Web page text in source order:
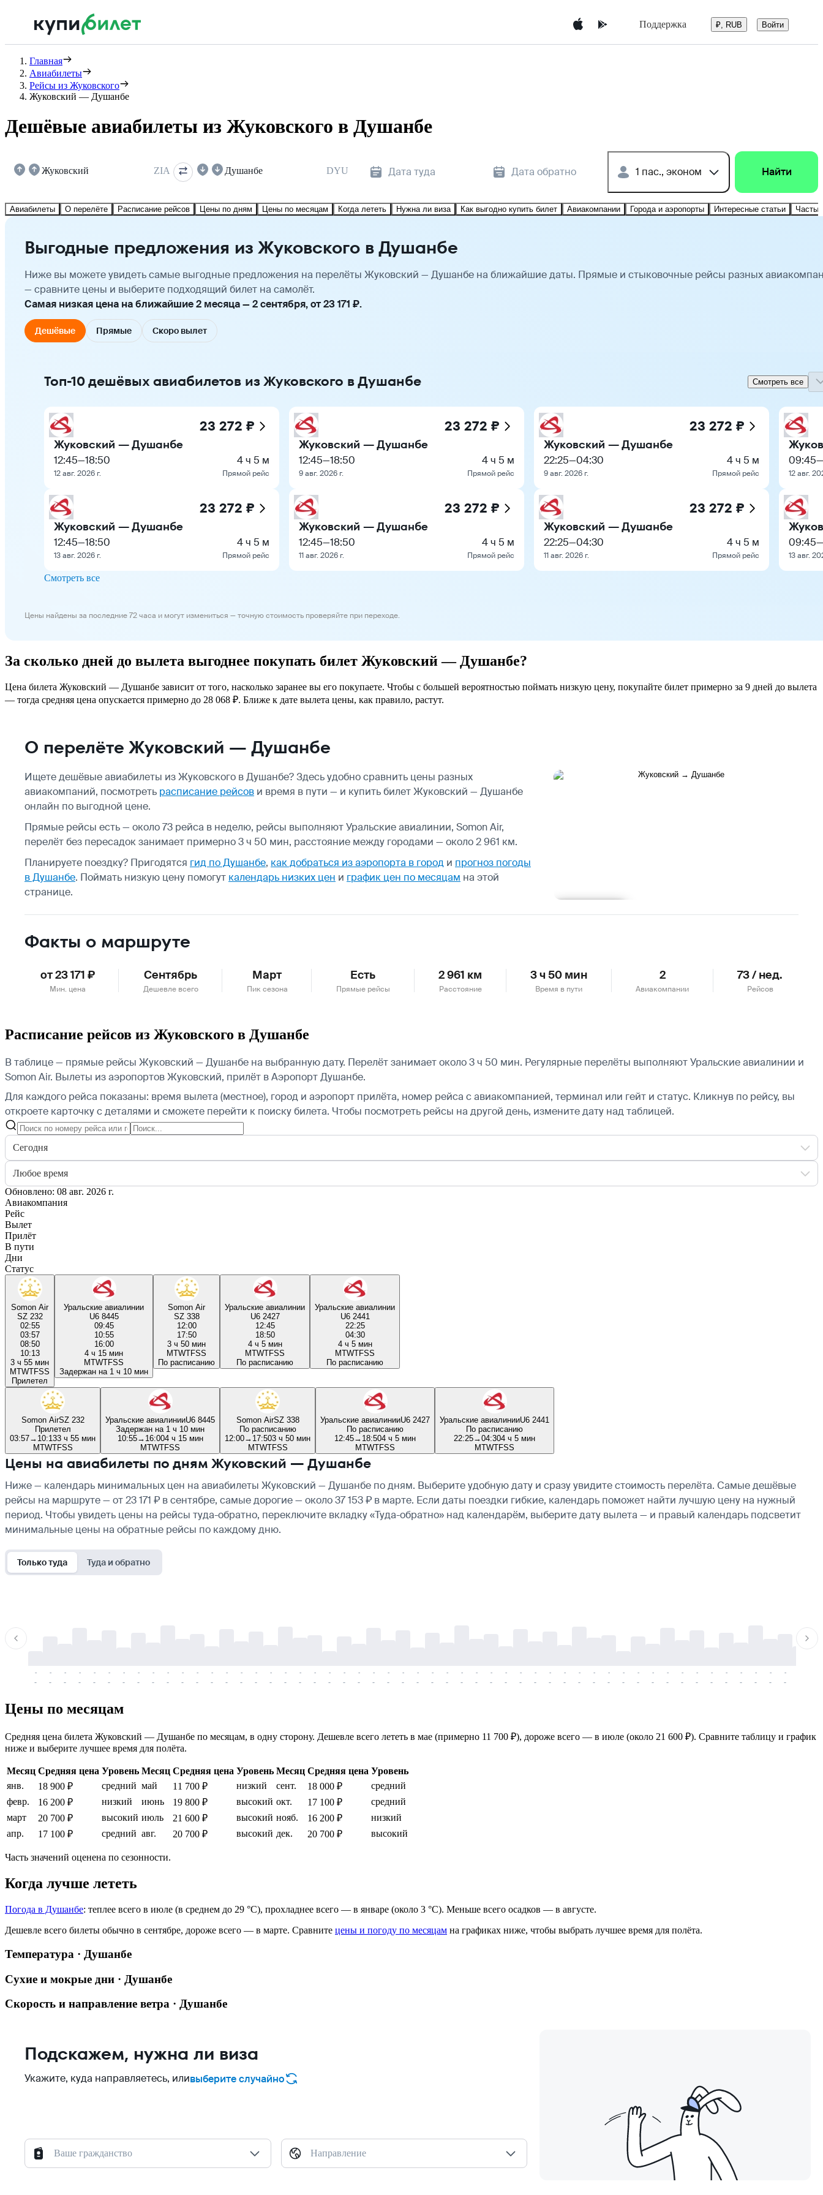
Поддержка ₽, RUB Войти
Главная
Авиабилеты
Рейсы из Жуковского
Жуковский — Душанбе
Дешёвые авиабилеты из Жуковского в Душанбе
Жуковский ZIA Душанбе DYU Дата туда Дата обратно 1 пас., эконом Найти
Авиабилеты О перелёте Расписание рейсов Цены по дням Цены по месяцам Когда лететь Нужна ли виза Как выгодно купить билет Авиакомпании Города и аэропорты Интересные статьи
Выгодные предложения из Жуковского в Душанбе
Ниже вы можете увидеть самые выгодные предложения на перелёты Жуковский — Душанбе на ближайшие даты. Прямые и стыковочные рейсы разных
— сравните цены и выберите подходящий билет на самолёт.
Самая низкая цена на ближайшие 2 месяца — 2 сентября, от 23 171 ₽.
Дешёвые Прямые Скоро вылет
Топ-10 дешёвых авиабилетов из Жуковского в Душанбе Смотреть все
23 272 ₽
Жуковский — Душанбе
12:45—18:50
12 авг. 2026 г.
4 ч 5 м
Прямой рейс
23 272 ₽
Жуковский — Душанбе
12:45—18:50
13 авг. 2026 г.
4 ч 5 м
Прямой рейс
23 272 ₽
Жуковский — Душанбе
12:45—18:50
9 авг. 2026 г.
4 ч 5 м
Прямой рейс
23 272 ₽
Жуковский — Душанбе
12:45—18:50
11 авг. 2026 г.
4 ч 5 м
Прямой рейс
23 272 ₽
Жуковский — Душанбе
22:25—04:30
9 авг. 2026 г.
4 ч 5 м
Прямой рейс
23 272 ₽
Жуковский — Душанбе
22:25—04:30
11 авг. 2026 г.
4 ч 5 м
Прямой рейс
09:45—
12 авг.
09:45—
13 авг.
Смотреть все
Цены найдены за последние 72 часа и могут измениться — точную стоимость проверяйте при переходе.
За сколько дней до вылета выгоднее покупать билет Жуковский — Душанбе?
Цена билета Жуковский — Душанбе зависит от того, насколько заранее вы его покупаете. Чтобы с большей вероятностью поймать низкую цену, покупайте билет примерно за 9 дней до вылета
— тогда средняя цена опускается примерно до 28 068 ₽. Ближе к дате вылета цены, как правило, растут.
О перелёте Жуковский — Душанбе
Ищете дешёвые авиабилеты из Жуковского в Душанбе? Здесь удобно сравнить цены разных
авиакомпаний, посмотреть расписание рейсов и время в пути — и купить билет Жуковский — Душанбе
онлайн по выгодной цене.
Прямые рейсы есть — около 73 рейса в неделю, рейсы выполняют Уральские авиалинии, Somon Air,
перелёт без пересадок занимает примерно 3 ч 50 мин, расстояние между городами — около 2 961 км.
Планируете поездку? Пригодятся гид по Душанбе, как добраться из аэропорта в город и прогноз погоды
в Душанбе. Поймать низкую цену помогут календарь низких цен и график цен по месяцам на этой
странице.
Факты о маршруте
от 23 171 ₽
Мин. цена
Сентябрь
Дешевле всего
Март
Пик сезона
Есть
Прямые рейсы
2 961 км
Расстояние
3 ч 50 мин
Время в пути
2
Авиакомпании
73 / нед.
Рейсов
Расписание рейсов из Жуковского в Душанбе
В таблице — прямые рейсы Жуковский — Душанбе на выбранную дату. Перелёт занимает около 3 ч 50 мин. Регулярные перелёты выполняют Уральские авиалинии и
Somon Air. Вылеты из аэропортов Жуковский, прилёт в Аэропорт Душанбе.
Для каждого рейса показаны: время вылета (местное), город и аэропорт прилёта, номер рейса с авиакомпанией, терминал или гейт и статус. Кликнув по рейсу, вы
откроете карточку с деталями и сможете перейти к поиску билета. Чтобы посмотреть рейсы на другой день, измените дату над таблицей.
Сегодня
Любое время
Обновлено: 08 авг. 2026 г.
Авиакомпания
Рейс
Вылет
Прилёт
В пути
Дни
Статус
Somon Air
SZ 232
02:55
03:57
08:50
10:13
3 ч 55 мин
MTWTFSS
Прилетел
Уральские авиалинии
U6 8445
09:45
10:55
16:00
4 ч 15 мин
MTWTFSS
Задержан на 1 ч 10 мин
Somon Air
SZ 338
12:00
17:50
3 ч 50 мин
MTWTFSS
По расписанию
Уральские авиалинии
U6 2427
12:45
18:50
4 ч 5 мин
MTWTFSS
По расписанию
Уральские авиалинии
U6 2441
22:25
04:30
4 ч 5 мин
MTWTFSS
По расписанию
Somon AirSZ 232
Прилетел
03:57→ 10:133 ч 55 мин
MTWTFSS
Уральские авиалинииU6 8445
Задержан на 1 ч 10 мин
10:55→ 16:004 ч 15 мин
MTWTFSS
Somon AirSZ 338
По расписанию
12:00→ 17:503 ч 50 мин
MTWTFSS
Уральские авиалинииU6 2427
По расписанию
12:45→ 18:504 ч 5 мин
MTWTFSS
Уральские авиалинииU6 2441
По расписанию
22:25→04:304 ч 5 мин
MTWTFSS
Цены на авиабилеты по дням Жуковский — Душанбе
Ниже — календарь минимальных цен на авиабилеты Жуковский — Душанбе по дням. Выберите удобную дату и сразу увидите стоимость перелёта. Самые дешёвые
рейсы на маршруте — от 23 171 ₽ в сентябре, самые дорогие — около 37 153 ₽ в марте. Если даты поездки гибкие, календарь поможет найти лучшую цену на нужный
период. Чтобы увидеть цены на рейсы туда-обратно, переключите вкладку «Туда-обратно» над календарём, выберите дату вылета — и правый календарь подсветит
минимальные цены на обратные рейсы по каждому дню.
Только туда Туда и обратно
-
-
-
-
-
-
-
-
-
-
-
-
-
-
-
-
-
-
-
-
-
-
-
-
-
-
-
-
-
-
-
-
-
-
-
-
-
-
-
-
-
-
-
-
-
-
-
-
-
-
-
-
-
-
-
-
-
-
-
-
-
-
-
-
-
-
-
-
-
-
-
-
-
-
-
-
-
-
-
-
-
-
-
-
-
-
-
-
-
-
-
-
-
-
-
-
-
-
-
-
-
-
-
-
Цены по месяцам
Средняя цена билета Жуковский — Душанбе по месяцам, в одну сторону. Дешевле всего лететь в мае (примерно 11 700 ₽), дороже всего — в июле (около 21 600 ₽). Сравните таблицу и график
ниже и выберите лучшее время для полёта.
Месяц Средняя цена Уровень Месяц Средняя цена Уровень Месяц Средняя цена Уровень
янв.
18 900 ₽ средний май 11 700 ₽ низкий сент. 18 000 ₽
средний
февр.
16 200 ₽ низкий июнь 19 800 ₽ высокий окт. 17 100 ₽
средний
март
20 700 ₽ высокий июль 21 600 ₽ высокий нояб. 16 200 ₽
низкий
апр.
17 100 ₽ средний авг. 20 700 ₽ высокий дек. 20 700 ₽ высокий
Часть значений оценена по сезонности.
Когда лучше лететь
Погода в Душанбе: теплее всего в июле (в среднем до 29 °C), прохладнее всего — в январе (около 3 °C). Меньше всего осадков — в августе.
Дешевле всего билеты обычно в сентябре, дороже всего — в марте. Сравните цены и погоду по месяцам на графиках ниже, чтобы выбрать лучшее время для полёта.
Температура · Душанбе
Сухие и мокрые дни · Душанбе
Скорость и направление ветра · Душанбе
Подскажем, нужна ли виза
Укажите, куда направляетесь, иливыберите случайно
Ваше гражданство Направление